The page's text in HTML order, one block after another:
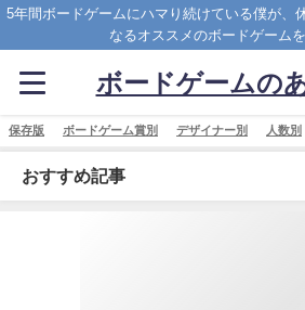
5年間ボードゲームにハマり続けている僕が、
なるオススメのボードゲーム
ボードゲームの
保存版 ボードゲーム賞別 デザイナー別 人数別
おすすめ記事